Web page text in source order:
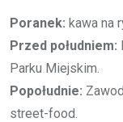
Poranek: kawa na
Przed południem:
Parku Miejskim.
Popołudnie:
street-food.